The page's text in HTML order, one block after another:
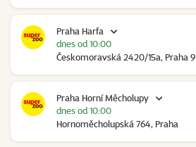
Praha Harfa
Českomoravská 2420/15a, Praha 9
dnes od 10:00
Praha Horní Měcholupy
Hornoměcholupská 764, Praha
dnes od 10:00